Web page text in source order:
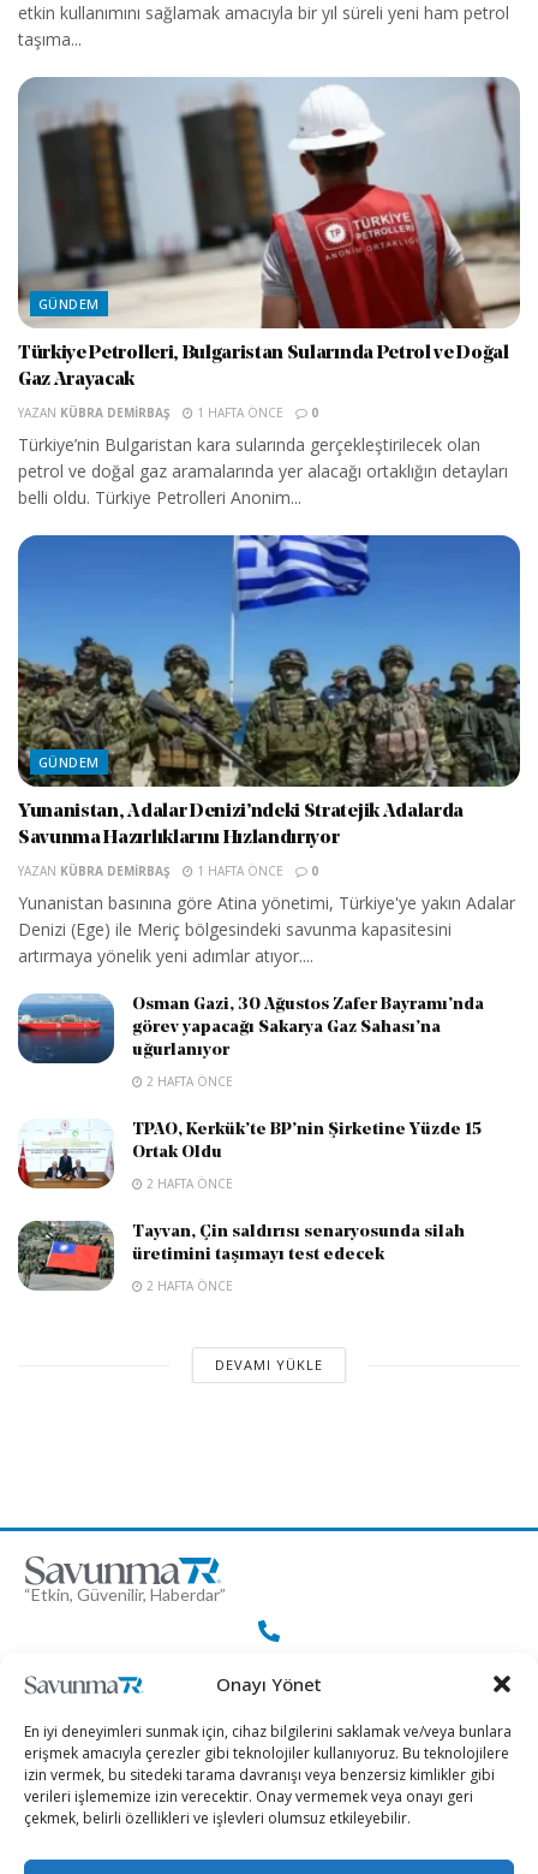
Onayı Yönet
En iyi deneyimleri sunmak için, cihaz bilgilerini saklamak ve/veya bunlara
erişmek amacıyla çerezler gibi teknolojiler kullanıyoruz. Bu teknolojilere
izin vermek, bu sitedeki tarama davranışı veya benzersiz kimlikler gibi
verileri işlememize izin verecektir. Onay vermemek veya onayı geri
çekmek, belirli özellikleri ve işlevleri olumsuz etkileyebilir.
etkin kullanımını sağlamak amacıyla bir yıl süreli yeni ham petrol
taşıma...
GÜNDEM
Türkiye Petrolleri, Bulgaristan Sularında Petrol ve Doğal
Gaz Arayacak
YAZAN KÜBRA DEMIRBAŞ 1 HAFTA ÖNCE 0
Türkiye’nin Bulgaristan kara sularında gerçekleştirilecek olan
petrol ve doğal gaz aramalarında yer alacağı ortaklığın detayları
belli oldu. Türkiye Petrolleri Anonim...
GÜNDEM
Yunanistan, Adalar Denizi’ndeki Stratejik Adalarda
Savunma Hazırlıklarını Hızlandırıyor
YAZAN KÜBRA DEMIRBAŞ 1 HAFTA ÖNCE 0
Yunanistan basınına göre Atina yönetimi, Türkiye'ye yakın Adalar
Denizi (Ege) ile Meriç bölgesindeki savunma kapasitesini
artırmaya yönelik yeni adımlar atıyor....
Osman Gazi, 30 Ağustos Zafer Bayramı’nda
görev yapacağı Sakarya Gaz Sahası’na
uğurlanıyor
2 HAFTA ÖNCE
TPAO, Kerkük’te BP’nin Şirketine Yüzde 15
Ortak Oldu
2 HAFTA ÖNCE
Tayvan, Çin saldırısı senaryosunda silah
üretimini taşımayı test edecek
2 HAFTA ÖNCE
DEVAMI YÜKLE
“Etkin, Güvenilir, Haberdar”
+90 530 308 17 96
iletisim@savunmatr.com
2026 © Savunma TR. Tüm Hakları Saklıdır.